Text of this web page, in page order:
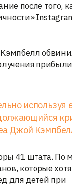
после того,
Кэмпбелл
используя
Джой
41 штата. По
которые
для детей при